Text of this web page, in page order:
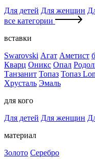
Для детей Для женщин
все категории
вставки
Swarovski Агат Аметист
Кварц Оникс Опал
Танзанит Топаз Топаз
Хрусталь Эмаль
для кого
Для детей Для женщин
материал
Золото Серебро